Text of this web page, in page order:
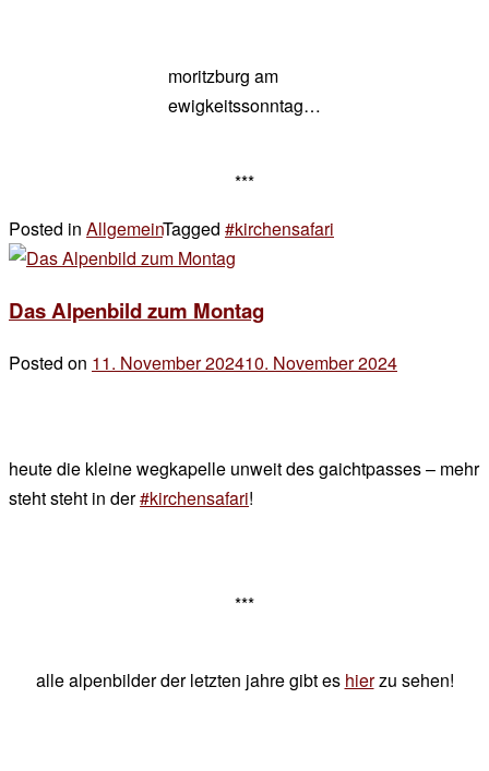
moritzburg am
ewigkeitssonntag…
***
Posted in AllgemeinTagged #kirchensafari
Das Alpenbild zum Montag
Posted on 11. November 202410. November 2024
heute die kleine wegkapelle unweit des gaichtpasses – mehr
steht steht in der#kirchensafari!
***
alle alpenbilder der letzten jahre gibt es hierzu sehen!